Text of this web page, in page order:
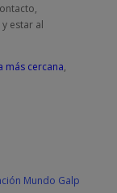
estar al
más cercana,